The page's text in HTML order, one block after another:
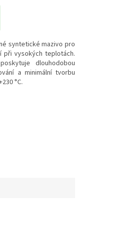
syntetické mazivo pro
při vysokých teplotách.
dlouhodobou
a minimální tvorbu
°C.